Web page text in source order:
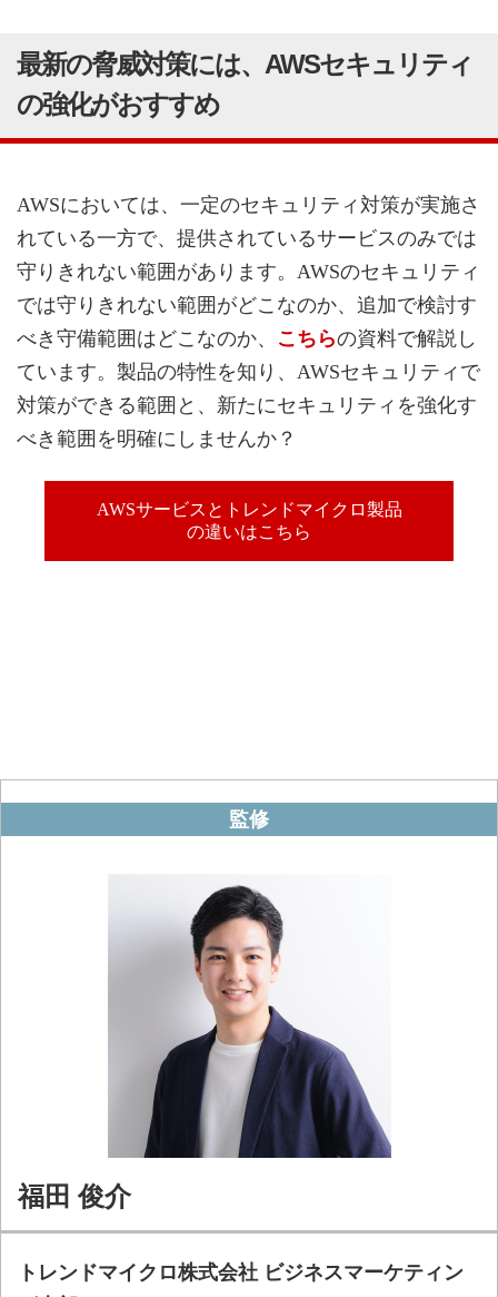
最新の脅威対策には、AWSセキュリティ
の強化がおすすめ
AWSにおいては、一定のセキュリティ対策が実施さ
れている一方で、提供されているサービスのみでは
守りきれない範囲があります。AWSのセキュリティ
では守りきれない範囲がどこなのか、追加で検討す
べき守備範囲はどこなのか、 こちらの資料で解説し
ています。製品の特性を知り、AWSセキュリティで
対策ができる範囲と、新たにセキュリティを強化す
べき範囲を明確にしませんか？
AWSサービスとトレンドマイクロ製品
の違いはこちら
監修
福田 俊介
トレンドマイクロ株式会社 ビジネスマーケティン